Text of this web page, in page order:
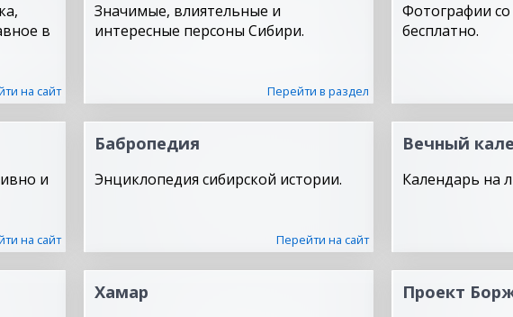
в
на сайт
Значимые, влиятельные и
интересные персоны Сибири.
Перейти в раздел
Фотографии со
бесплатно.
и
на сайт
Бабропедия
Энциклопедия сибирской истории.
Перейти на сайт
Вечный
Календарь на
Хамар Проект